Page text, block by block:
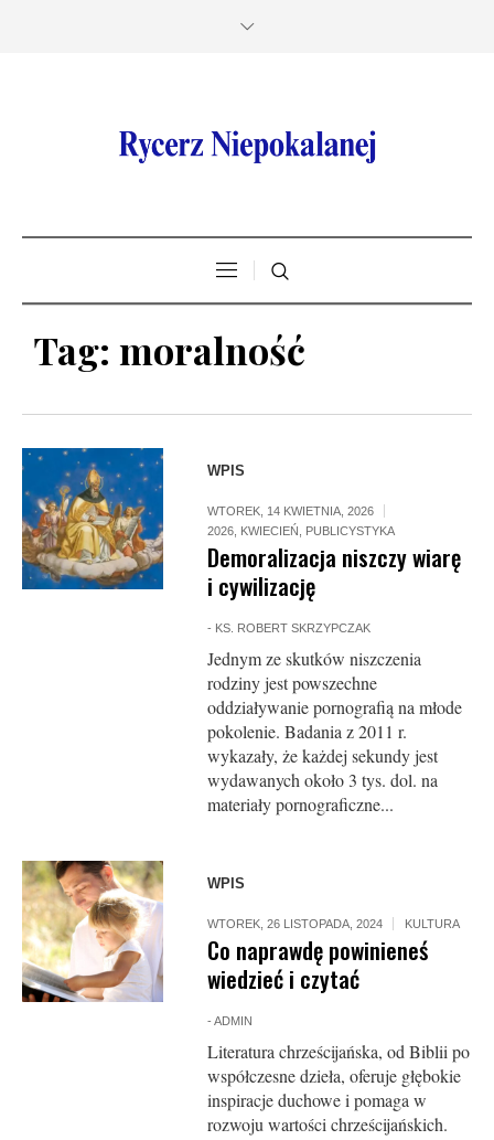
Tag: moralność
WPIS
WTOREK, 14 KWIETNIA, 2026
2026 KWIECIEŃ PUBLICYSTYKA
Demoralizacja niszczy wiarę
i cywilizację
- KS. ROBERT SKRZYPCZAK
Jednym ze skutków niszczenia
rodziny jest powszechne
oddziaływanie pornografią na młode
pokolenie. Badania z 2011 r.
wykazały, że każdej sekundy jest
wydawanych około 3 tys. dol. na
materiały pornograficzne...
WPIS
WTOREK, 26 LISTOPADA, 2024 KULTURA
Co naprawdę powinieneś
wiedzieć i czytać
-ADMIN
Literatura chrześcijańska, od Biblii po
współczesne dzieła, oferuje głębokie
inspiracje duchowe i pomaga w
rozwoju wartości chrześcijańskich.